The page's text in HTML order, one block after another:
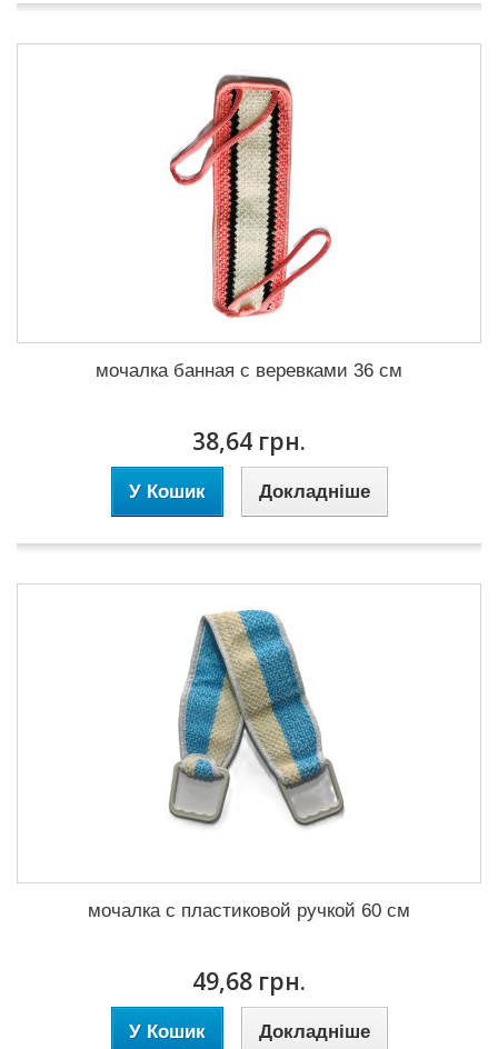
мочалка банная с веревками 36 см
38,64 грн.
У Кошик Докладніше
мочалка с пластиковой ручкой 60 см
49,68 грн.
У Кошик Докладніше